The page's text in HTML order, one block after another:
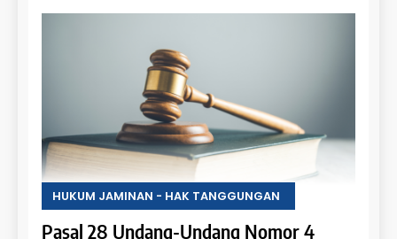
HUKUM JAMINAN - HAK TANGGUNGAN
Pasal 28 Undang-Undang Nomor 4